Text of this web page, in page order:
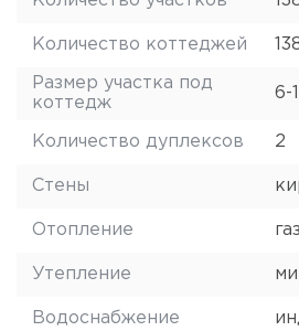
Количество коттеджей
Размер участка под
коттедж
6-
Количество дуплексов 2
Стены
Отопление
Утепление
Водоснабжение